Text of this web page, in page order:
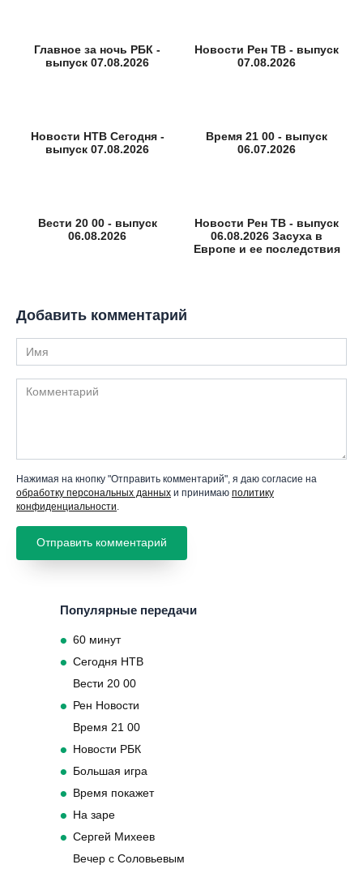
Главное за ночь РБК -
выпуск 07.08.2026
Новости Рен ТВ - выпуск
07.08.2026
Новости НТВ Сегодня -
выпуск 07.08.2026
Время 21 00 - выпуск
06.07.2026
Вести 20 00 - выпуск
06.08.2026
Новости Рен ТВ - выпуск
06.08.2026 Засуха в
Европе и ее последствия
Добавить комментарий
Имя
Комментарий
Нажимая на кнопку "Отправить комментарий", я даю согласие на
обработку персональных данных и принимаю политику
конфиденциальности
Популярные передачи
60 минут
Сегодня НТВ
Вести 20 00
Рен Новости
Время 21 00
Новости РБК
Большая игра
Время покажет
На заре
Сергей Михеев
Вечер с Соловьевым